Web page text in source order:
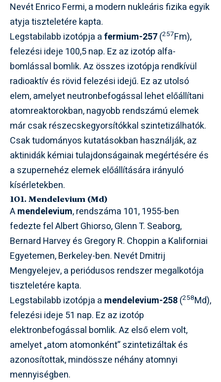
Nevét Enrico Fermi, a modern nukleáris fizika egyik
atyja tiszteletére kapta.
Legstabilabb izotópja afermium-257(257Fm),
felezési ideje 100,5 nap. Ez az izotóp alfa-
bomlással bomlik. Az összes izotópja rendkívül
radioaktív és rövid felezési idejű. Ez az utolsó
elem, amelyet neutronbefogással lehet előállítani
atomreaktorokban, nagyobb rendszámú elemek
már csak részecskegyorsítókkal szintetizálhatók.
Csak tudományos kutatásokban használják, az
aktinidák kémiai tulajdonságainak megértésére és
a szupernehéz elemek előállítására irányuló
kísérletekben.
101. Mendelevium (Md)
Amendelevium, rendszáma 101, 1955-ben
fedezte fel Albert Ghiorso, Glenn T. Seaborg,
Bernard Harvey és Gregory R. Choppin a Kaliforniai
Egyetemen, Berkeley-ben. Nevét Dmitrij
Mengyelejev, a periódusos rendszer megalkotója
tiszteletére kapta.
Legstabilabb izotópja a mendelevium-258(258Md),
felezési ideje 51 nap. Ez az izotóp
elektronbefogással bomlik. Az első elem volt,
amelyet „atom atomonként” szintetizáltak és
azonosítottak, mindössze néhány atomnyi
mennyiségben.